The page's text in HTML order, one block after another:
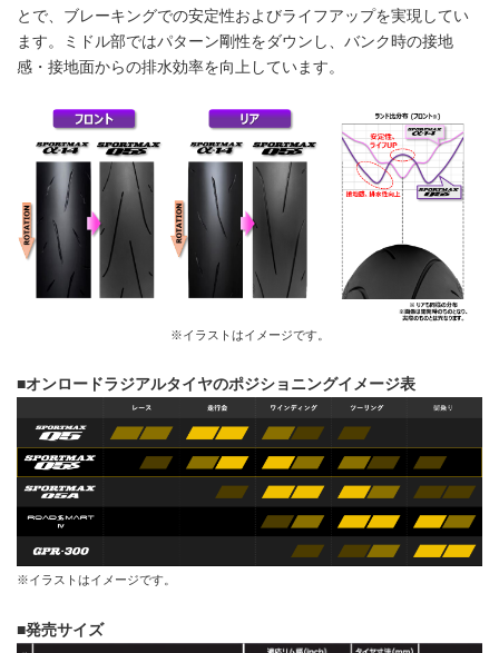
とで、ブレーキングでの安定性およびライフアップを実現してい
ます。ミドル部ではパターン剛性をダウンし、バンク時の接地
感・接地面からの排水効率を向上しています。
※イラストはイメージです。
■オンロードラジアルタイヤのポジショニングイメージ表
※イラストはイメージです。
■発売サイズ